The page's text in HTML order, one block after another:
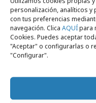
personalización, analíticos
con tus preferencias
navegación. Clica AQUÍpara
Cookies. Puedes aceptar
"Aceptar" o configurarlas o
"Configurar".
Campañas